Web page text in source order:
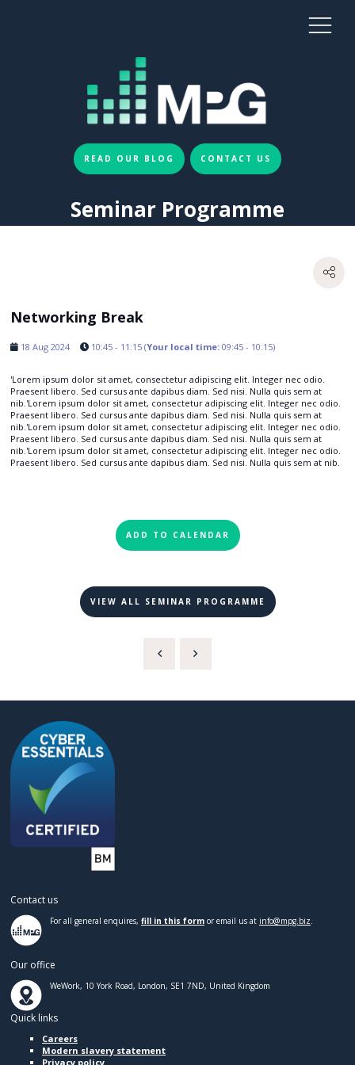
READ OUR BLOG CONTACT US
Seminar Programme
Networking Break
18 Aug 2024 10:45 - 11:15 (Your local time: 09:45 - 10:15)
'Lorem ipsum dolor sit amet, consectetur adipiscing elit. Integer nec odio.
Praesent libero. Sed cursus ante dapibus diam. Sed nisi. Nulla quis sem at
nib.'Lorem ipsum dolor sit amet, consectetur adipiscing elit. Integer nec odio.
Praesent libero. Sed cursus ante dapibus diam. Sed nisi. Nulla quis sem at
nib.'Lorem ipsum dolor sit amet, consectetur adipiscing elit. Integer nec odio.
Praesent libero. Sed cursus ante dapibus diam. Sed nisi. Nulla quis sem at
nib.'Lorem ipsum dolor sit amet, consectetur adipiscing elit. Integer nec odio.
Praesent libero. Sed cursus ante dapibus diam. Sed nisi. Nulla quis sem at nib.
ADD TO CALENDAR
VIEW ALL SEMINAR PROGRAMME
Contact us
For all general enquires, fill in this form or email us at info@mpg.biz
Our office
WeWork, 10 York Road, London, SE1 7ND, United Kingdom
Quick links
Careers
Modern slavery statement
Privacy policy